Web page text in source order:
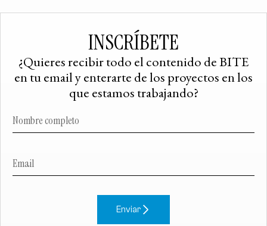
INSCRÍBETE
¿Quieres recibir todo el contenido de BITE
en tu email y enterarte de los proyectos en los
que estamos trabajando?
Enviar